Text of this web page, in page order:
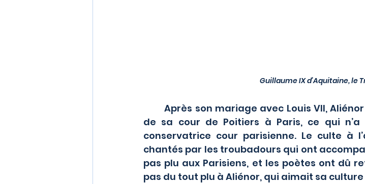
Guillaume IX d’Aquitaine, le
	Après son mariage avec Louis VII, Aliénor a emmené avec elle une partie
de sa cour de Poitiers à Paris, ce qui
conservatrice cour parisienne. Le culte à
chantés par les troubadours qui ont
pas plu aux Parisiens, et les poètes ont dû
pas du tout plu à Aliénor, qui aimait sa culture